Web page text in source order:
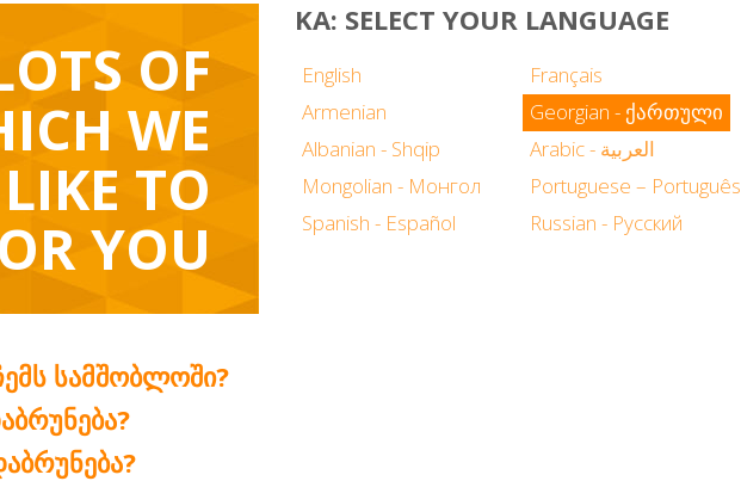
OF
WE
TO
YOU
KA: SELECT YOUR LANGUAGE
English Français
Armenian
Georgian - ქართული
Albanian - Shqip
Arabic - العربية
Mongolian - Монгол
Portuguese – Português
Spanish - Español
Russian - Русский
ᲡᲐᲛᲨᲝᲑᲚᲝᲨᲘ?